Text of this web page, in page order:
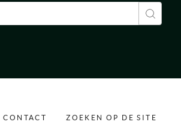
CONTACT ZOEKEN OP DE SITE